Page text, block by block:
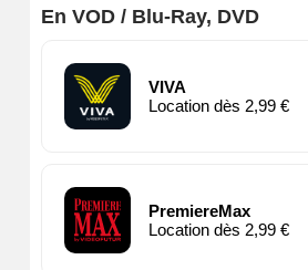
En VOD / Blu-Ray, DVD
VIVA
Location dès 2,99 €
PremiereMax
Location dès 2,99 €